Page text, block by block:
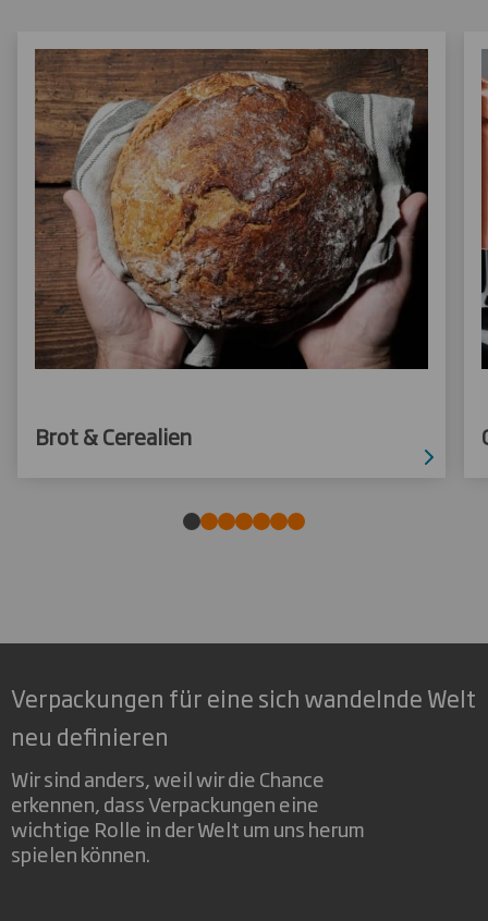
Brot & Cerealien
Verpackungen für eine sich wandelnde Welt
neu definieren
Wir sind anders, weil wir die Chance
erkennen, dass Verpackungen eine
wichtige Rolle in der Welt um uns herum
spielen können.